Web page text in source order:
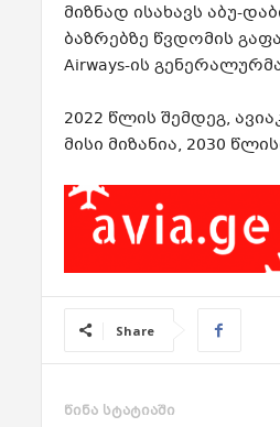
მიზნად ისახავს აბუ-
ბაზრებზე წვდომის
Airways-ის
2022 წლის შემდეგ,
მისი მიზანია, 2030
Share
წინა სტატიაში